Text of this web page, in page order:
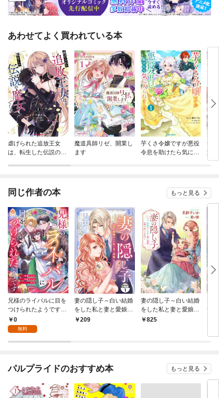
あわせてよく買われている本
虐げられた追放王女
は、転生した伝説の魔
魔道具師リゼ、開業し
ます
芋くさ令嬢ですが悪役
令息を助けたら気に入
無
族
ん！
同じ作者の本 もっと見る
兄様のライバルに目を
つけられたようです
【第1話】（エンジェ
ライトコミックス）
0
無料
妻の隠し子～白い結婚
をした私と妻と愛娘
（時々、ぬいぐるみ）
209
妻の隠し子～白い結婚
をした私と妻と愛娘
（時々、ぬいぐるみ）
825
つ
パルプライドのおすすめ本 もっと見る